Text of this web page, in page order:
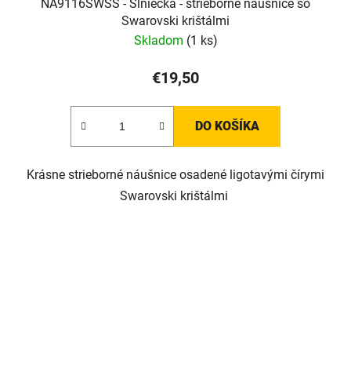
NA9116SWSS - Slniečka - strieborné náušnice so
Swarovski krištálmi
Skladom (1 ks)
€19,50
DO KOŠÍKA
Krásne strieborné náušnice osadené ligotavými čírymi
Swarovski krištálmi